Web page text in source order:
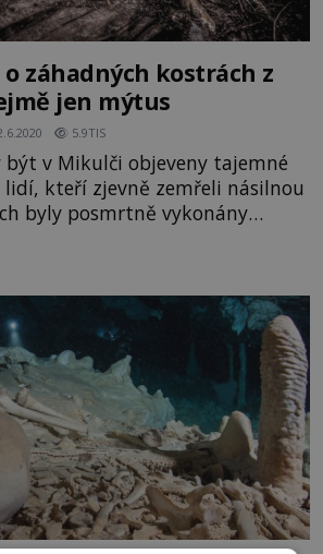
záhadných kostrách z
jen mýtus
5.9TIS
být v Mikulči objeveny tajemné
kteří zjevně zemřeli násilnou
byly posmrtně vykonány
A znalci zkoumající tyto
okolností předčasně
tomuto příběhu nakloněna
id="at